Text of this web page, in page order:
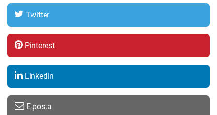
Twitter
Pinterest
Linkedin
E-posta